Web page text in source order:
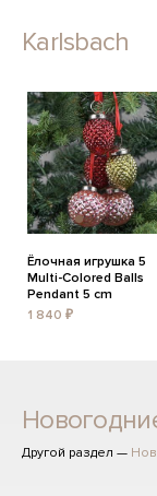
Karlsbach
Ёлочная игрушка 5
Multi-Colored Balls
Pendant 5 cm
1 840 ₽
Другой раздел —